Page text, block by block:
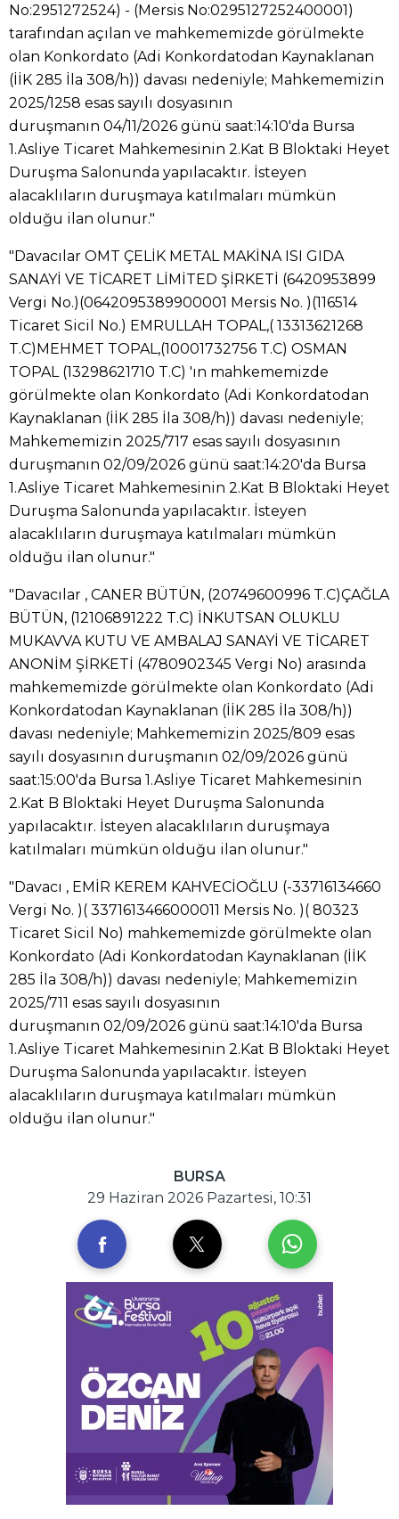
No:2951272524) - (Mersis No:0295127252400001)
tarafından açılan ve mahkememizde görülmekte
olan Konkordato (Adi Konkordatodan Kaynaklanan
(İİK 285 İla 308/h)) davası nedeniyle; Mahkememizin
2025/1258 esas sayılı dosyasının
duruşmanın 04/11/2026 günü saat:14:10'da Bursa
1.Asliye Ticaret Mahkemesinin 2.Kat B Bloktaki Heyet
Duruşma Salonunda yapılacaktır. İsteyen
alacaklıların duruşmaya katılmaları mümkün
olduğu ilan olunur."
"Davacılar OMT ÇELİK METAL MAKİNA ISI GIDA
SANAYİ VE TİCARET LİMİTED ŞİRKETİ (6420953899
Vergi No.)(0642095389900001 Mersis No. )(116514
Ticaret Sicil No.) EMRULLAH TOPAL,( 13313621268
T.C)MEHMET TOPAL,(10001732756 T.C) OSMAN
TOPAL (13298621710 T.C) 'ın mahkememizde
görülmekte olan Konkordato (Adi Konkordatodan
Kaynaklanan (İİK 285 İla 308/h)) davası nedeniyle;
Mahkememizin 2025/717 esas sayılı dosyasının
duruşmanın 02/09/2026 günü saat:14:20'da Bursa
1.Asliye Ticaret Mahkemesinin 2.Kat B Bloktaki Heyet
Duruşma Salonunda yapılacaktır. İsteyen
alacaklıların duruşmaya katılmaları mümkün
olduğu ilan olunur."
"Davacılar , CANER BÜTÜN, (20749600996 T.C)ÇAĞLA
BÜTÜN, (12106891222 T.C) İNKUTSAN OLUKLU
MUKAVVA KUTU VE AMBALAJ SANAYİ VE TİCARET
ANONİM ŞİRKETİ (4780902345 Vergi No) arasında
mahkememizde görülmekte olan Konkordato (Adi
Konkordatodan Kaynaklanan (İİK 285 İla 308/h))
davası nedeniyle; Mahkememizin 2025/809 esas
sayılı dosyasının duruşmanın 02/09/2026 günü
saat:15:00'da Bursa 1.Asliye Ticaret Mahkemesinin
2.Kat B Bloktaki Heyet Duruşma Salonunda
yapılacaktır. İsteyen alacaklıların duruşmaya
katılmaları mümkün olduğu ilan olunur."
"Davacı , EMİR KEREM KAHVECİOĞLU (-33716134660
Vergi No. )( 3371613466000011 Mersis No. )( 80323
Ticaret Sicil No) mahkememizde görülmekte olan
Konkordato (Adi Konkordatodan Kaynaklanan (İİK
285 İla 308/h)) davası nedeniyle; Mahkememizin
2025/711 esas sayılı dosyasının
duruşmanın 02/09/2026 günü saat:14:10'da Bursa
1.Asliye Ticaret Mahkemesinin 2.Kat B Bloktaki Heyet
Duruşma Salonunda yapılacaktır. İsteyen
alacaklıların duruşmaya katılmaları mümkün
olduğu ilan olunur."
BURSA
29 Haziran 2026 Pazartesi, 10:31